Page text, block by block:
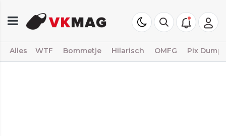
Alles WTF Bommetje Hilarisch OMFG Pix Dump